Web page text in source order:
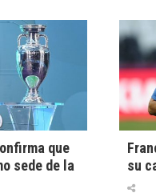
que
sede de la
su